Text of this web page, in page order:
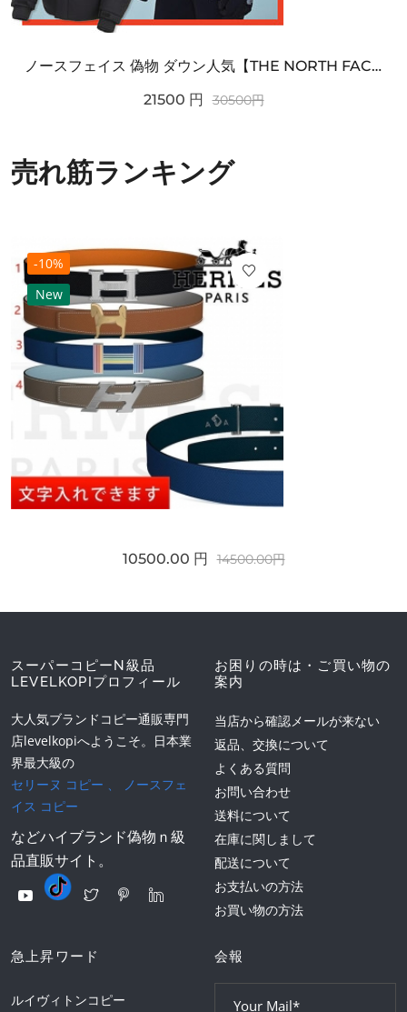
ノースフェイス 偽物 ダウン人気【THE NORTH FACE】M'S 7 SUMMIT HIM...
21500 円 30500円
売れ筋ランキング
-10%
New
10500.00 円 14500.00円
スーパーコピーN級品
LEVELKOPIプロフィール
大人気ブランドコピー通販専門
店levelkopiへようこそ。日本業
界最大級の
セリーヌ コピー
ノースフェ
イス コピー
などハイブランド偽物ｎ級
品直販サイト。
お困りの時は・ご買い物の
案内
当店から確認メールが来ない
返品、交換について
よくある質問
お問い合わせ
送料について
在庫に関しまして
配送について
お支払いの方法
お買い物の方法
急上昇ワード
ルイヴィトンコピー
会報